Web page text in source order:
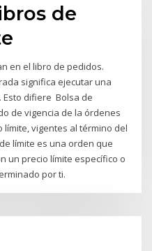
de
en el libro de pedidos.
significa ejecutar una
Esto difiere Bolsa de
de vigencia de la órdenes
vigentes al término del
límite es una orden que
un precio límite específico o
por ti.